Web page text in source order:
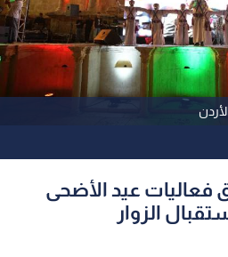
فعاليات عيد الأضحى
الزوار